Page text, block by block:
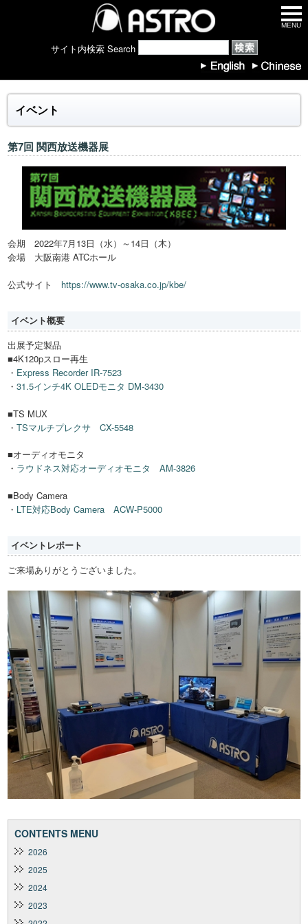
サイト内検索 Search
MENU
イベント
第7回 関西放送機器展
会期 2022年7月13日（水）～14日（木）
会場 大阪南港 ATCホール
公式サイト https://www.tv-osaka.co.jp/kbe/
イベント概要
出展予定製品
■4K120pスロー再生
・ Express Recorder IR-7523
・31.5インチ4K OLEDモニタ DM-3430
■TS MUX
・TSマルチプレクサ CX-5548
■オーディオモニタ
・ ラウドネス対応オーディオモニタ AM-3826
■Body Camera
・ LTE対応Body Camera ACW-P5000
イベントレポート
ご来場ありがとうございました。
CONTENTS MENU
2026
2025
2024
2023